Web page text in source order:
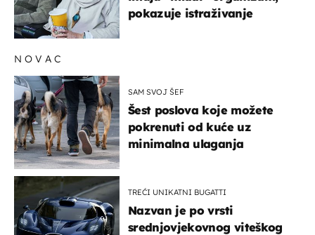
pokazuje istraživanje
NOVAC
SAM SVOJ ŠEF
Šest poslova koje možete
pokrenuti od kuće uz
minimalna ulaganja
TREĆI UNIKATNI BUGATTI
Nazvan je po vrsti
srednjovjekovnog viteškog